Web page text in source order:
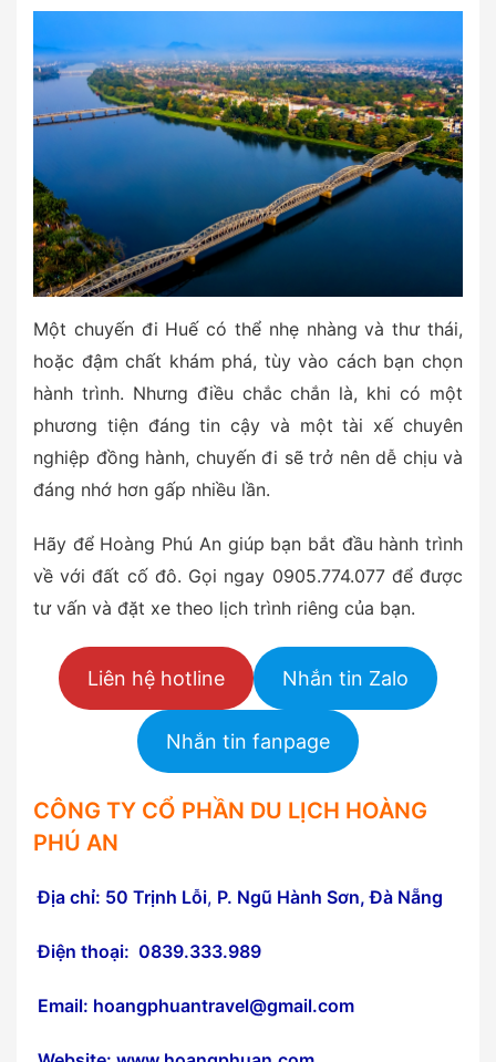
Một chuyến đi Huế có thể nhẹ nhàng và thư thái,
hoặc đậm chất khám phá, tùy vào cách bạn chọn
hành trình. Nhưng điều chắc chắn là, khi có một
phương tiện đáng tin cậy và một tài xế chuyên
nghiệp đồng hành, chuyến đi sẽ trở nên dễ chịu và
đáng nhớ hơn gấp nhiều lần.
Hãy để Hoàng Phú An giúp bạn bắt đầu hành trình
về với đất cố đô. Gọi ngay 0905.774.077 để được
tư vấn và đặt xe theo lịch trình riêng của bạn.
Liên hệ hotline Nhắn tin Zalo
Nhắn tin fanpage
CÔNG TY CỔ PHẦN DU LỊCH HOÀNG
PHÚ AN
Địa chỉ: 50 Trịnh Lỗi, P. Ngũ Hành Sơn, Đà Nẵng
Điện thoại: 0839.333.989
Email: hoangphuantravel@gmail.com